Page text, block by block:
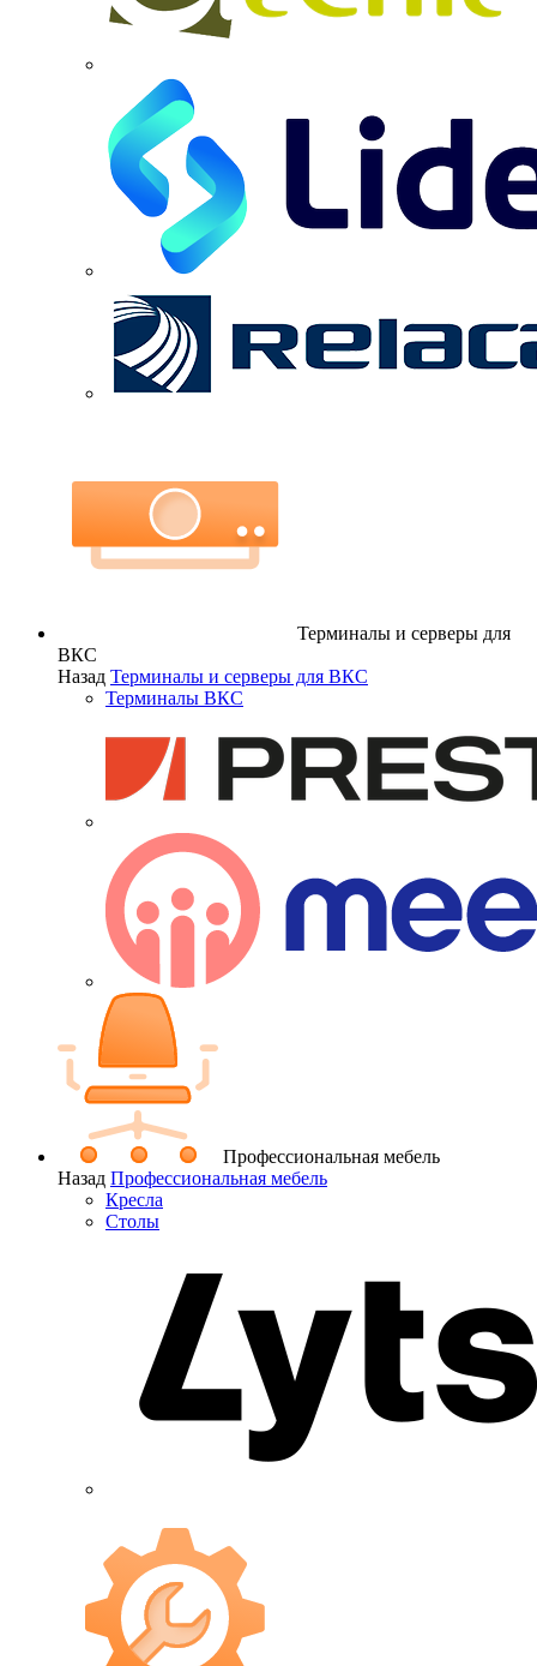
Терминалы и серверы для
ВКС
Назад Терминалы и серверы для ВКС
Терминалы ВКС
Профессиональная мебель
Назад Профессиональная мебель
Кресла
Столы